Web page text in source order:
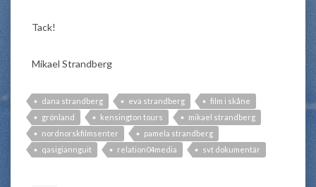
Tack!
Mikael Strandberg
dana strandberg eva strandberg
film i skåne
grönland
kensington tours
mikael strandberg
nordnorskfilmsenter
pamela strandberg
qasigiannguit
relation04media svt dokumentär